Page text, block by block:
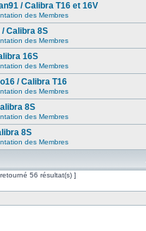
/ Calibra T16 et 16V
des Membres
Calibra 8S
des Membres
16S
des Membres
/ Calibra T16
des Membres
8S
des Membres
8S
des Membres
56 résultat(s) ]